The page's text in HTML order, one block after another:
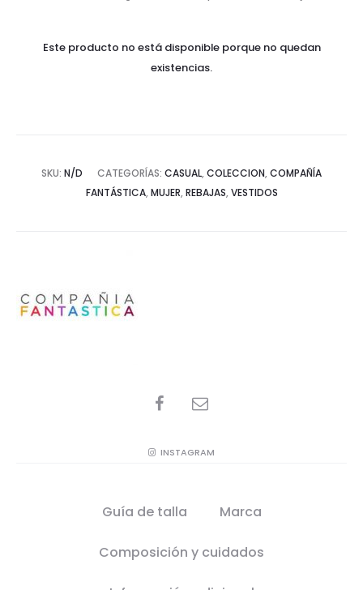
Este producto no está disponible porque no quedan
existencias.
SKU: N/D CATEGORÍAS: CASUAL, COLECCION, COMPAÑÍA
FANTÁSTICA, MUJER, REBAJAS, VESTIDOS
SHARE
INSTAGRAM
Guía de talla Marca
Composición y cuidados